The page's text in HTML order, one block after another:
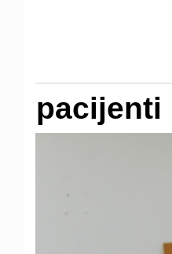
pacijenti